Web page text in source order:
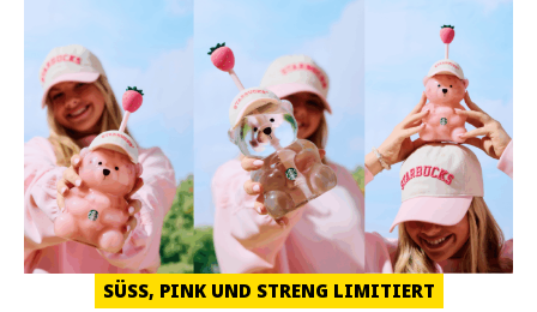
SÜSS, PINK UND STRENG LIMITIERT